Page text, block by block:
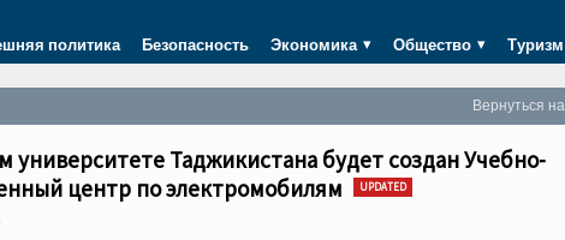
политика Безопасность Экономика Общество Туризм
Вернуться
университете Таджикистана будет создан Учебно-
центр по электромобилям
UPDATED